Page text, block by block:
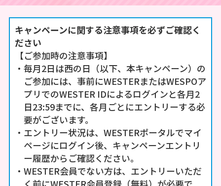
キャンペーンに関する注意事項を必ずご確認く
ださい
【ご参加時の注意事項】
・毎月2日は西の日（以下、本キャンペーン）の
ご参加には、事前にWESTERまたはWESPOア
プリでのWESTER IDによるログインと各月2
日23:59までに、各月ごとにエントリーする必
要がございます。
・エントリー状況は、WESTERポータルでマイ
ページにログイン後、キャンペーンエントリ
ー履歴からご確認ください。
・WESTER会員でない方は、エントリーいただ